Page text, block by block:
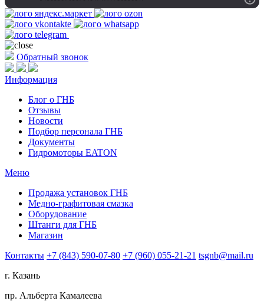
Обратный звонок
Информация
Блог о ГНБ
Отзывы
Новости
Подбор персонала ГНБ
Документы
Гидромоторы EATON
Меню
Продажа установок ГНБ
Медно-графитовая смазка
Оборудование
Штанги для ГНБ
Магазин
Контакты +7 (843) 590-07-80 +7 (960) 055-21-21 tsgnb@mail.ru
г. Казань
пр. Альберта Камалеева